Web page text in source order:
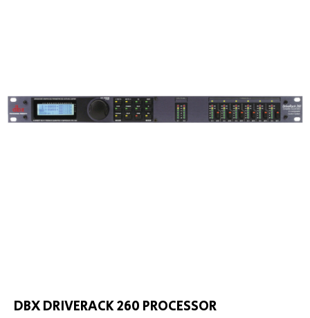
DBX DRIVERACK 260 PROCESSOR